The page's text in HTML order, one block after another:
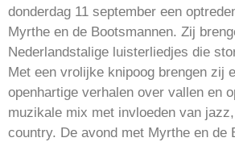
donderdag 11 september een
Myrthe en de Bootsmannen. Zij
Nederlandstalige luisterliedjes die
Met een vrolijke knipoog brengen zij
openhartige verhalen over vallen en
muzikale mix met invloeden van
country. De avond met Myrthe en de